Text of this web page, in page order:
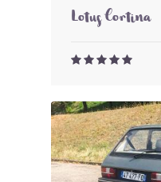
Lotus Cortina